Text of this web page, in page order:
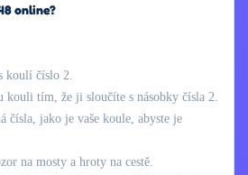
online?
koulí číslo 2.
kouli tím, že ji sloučíte s násobky čísla 2.
čísla, jako je vaše koule, abyste je
na mosty a hroty na cestě.